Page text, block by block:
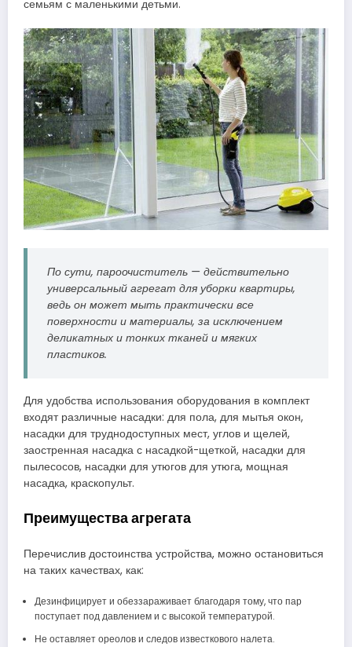
семьям с маленькими детьми.
По сути, пароочиститель — действительно
универсальный агрегат для уборки квартиры,
ведь он может мыть практически все
поверхности и материалы, за исключением
деликатных и тонких тканей и мягких
пластиков.
Для удобства использования оборудования в комплект
входят различные насадки: для пола, для мытья окон,
насадки для труднодоступных мест, углов и щелей,
заостренная насадка с насадкой-щеткой, насадки для
пылесосов, насадки для утюгов для утюга, мощная
насадка, краскопульт.
Преимущества агрегата
Перечислив достоинства устройства, можно остановиться
на таких качествах, как:
Дезинфицирует и обеззараживает благодаря тому, что пар
поступает под давлением и с высокой температурой.
Не оставляет ореолов и следов известкового налета.